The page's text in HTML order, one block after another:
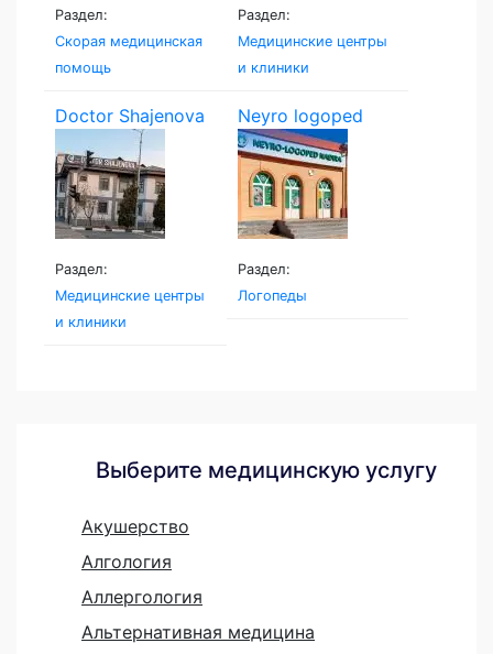
Раздел:
Скорая медицинская
помощь
Раздел:
Медицинские центры
и клиники
Doctor Shajenova
Раздел:
Медицинские центры
и клиники
Neyro logoped
Раздел:
Логопеды
Выберите медицинскую услугу
Акушерство
Алгология
Аллергология
Альтернативная медицина